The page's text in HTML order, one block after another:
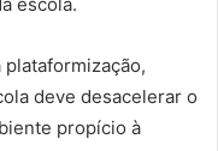
escola.
deve desacelerar o
propício à